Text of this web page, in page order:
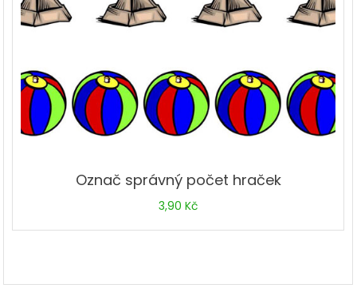
Označ správný počet hraček
3,90 Kč